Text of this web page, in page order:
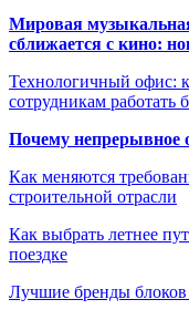
Мировая
сближается с кино:
Технологичный офис:
сотрудникам работать
Почему непрерывное
Как меняются
строительной отрасли
Как выбрать летнее
поездке
Лучшие бренды блоков